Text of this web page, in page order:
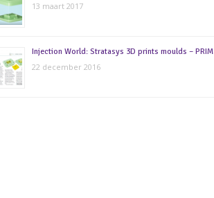
13 maart 2017
Injection World: Stratasys 3D prints moulds – PRIM
22 december 2016